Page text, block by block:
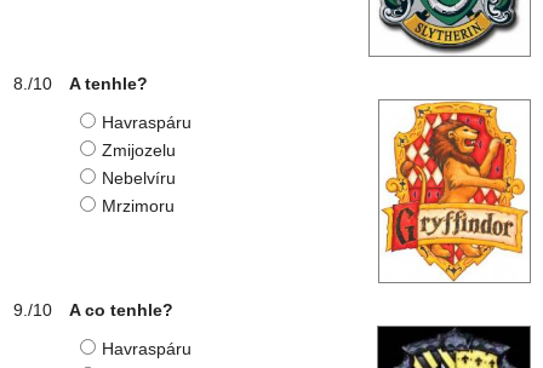
A tenhle?
Havraspáru
Zmijozelu
Nebelvíru
Mrzimoru
A co tenhle?
Havraspáru